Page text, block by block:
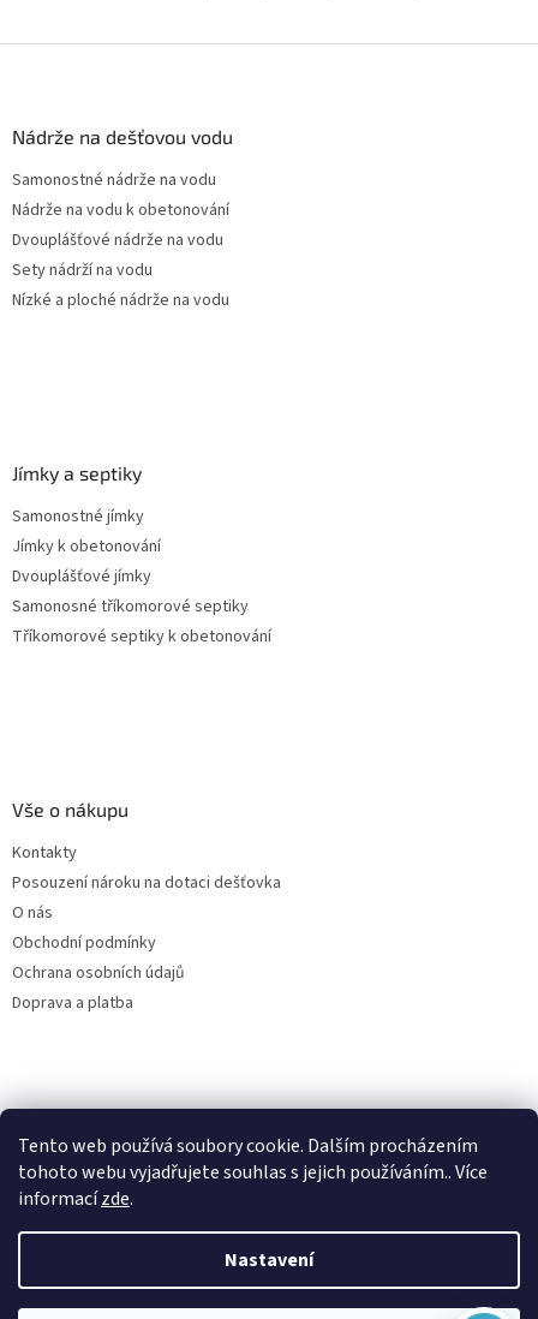
Tento web používá soubory cookie. Dalším procházením
tohoto webu vyjadřujete souhlas s jejich používáním.. Více
informacízde.
Nastavení
Nádrže na dešťovou vodu
Samonostné nádrže na vodu
Nádrže na vodu k obetonování
Dvouplášťové nádrže na vodu
Sety nádrží na vodu
Nízké a ploché nádrže na vodu
Jímky a septiky
Samonostné jímky
Jímky k obetonování
Dvouplášťové jímky
Samonosné tříkomorové septiky
Tříkomorové septiky k obetonování
Vše o nákupu
Kontakty
Posouzení nároku na dotaci dešťovka
O nás
Obchodní podmínky
Ochrana osobních údajů
Doprava a platba
Filtry dešťové vody
Vytvořil Shoptet
Online
Začít konverzaci